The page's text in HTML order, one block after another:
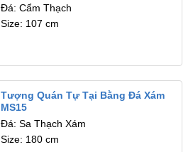
Đá: Cẩm Thạch
Size: 107 cm
Tượng Quán Tự Tại Bằng Đá Xám
MS15
Đá: Sa Thạch Xám
Size: 180 cm